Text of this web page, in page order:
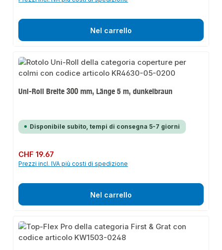
Nel carrello
Uni-Roll Breite 300 mm, Länge 5 m, dunkelbraun
Disponibile subito, tempi di consegna 5-7 giorni
Prezzo normale:
CHF 19.67
Prezzi incl. IVA più costi di spedizione
Nel carrello